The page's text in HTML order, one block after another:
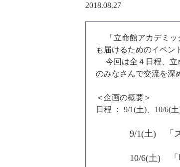
2018.08.27
「立命館アカデミッ
も届けるためのイベン
今回は全４日程、立
のみなさんで交流を深
＜企画の概要＞
日程 ： 9/1(土)、10/6(
9/1(土) 「
10/6(土) 「